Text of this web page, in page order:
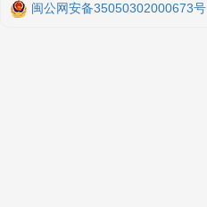
闽公网安备35050302000673号